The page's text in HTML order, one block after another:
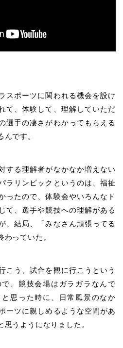
スポーツに関われる機会を設け
て、体験して、理解していただ
選手の凄さがわかってもらえる
です。
する理解者がなかなか増えない
ラリンピックというのは、福祉
ったので、体験会やいろんなド
て、選手や競技への理解がある
、結局、「みなさん頑張ってる
っていた。
こう、試合を観に行こうという
、競技会場はガラガラなんで
思った時に、日常風景のなか
ーツに親しめるような空間があ
うようになりました。